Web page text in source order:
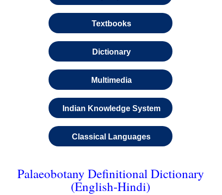
Textbooks
Dictionary
Multimedia
Indian Knowledge System
Classical Languages
Palaeobotany Definitional Dictionary
(English-Hindi)